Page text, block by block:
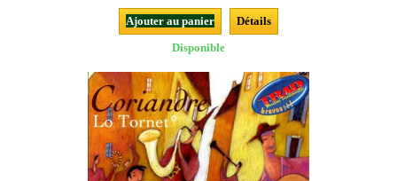
Ajouter au panier
Détails
Disponible